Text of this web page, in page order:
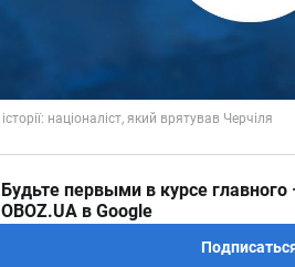
Будьте первыми в курсе
OBOZ.UA в Google